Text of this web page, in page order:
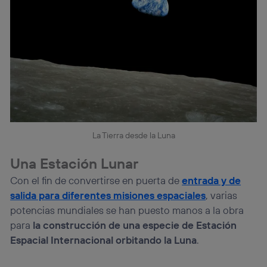
La Tierra desde la Luna
Una Estación Lunar
Con el fin de convertirse en puerta deentrada y de
salida para diferentes misiones espaciales, varias
potencias mundiales se han puesto manos a la obra
para la construcción de una especie de Estación
Espacial Internacional orbitando la Luna.